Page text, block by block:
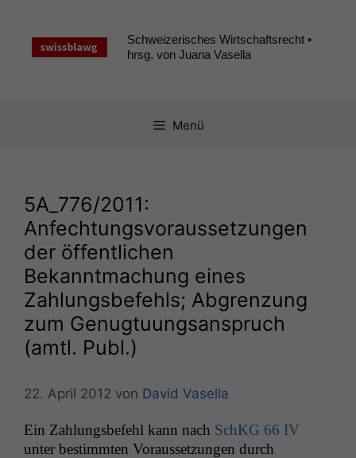
springen
Schweizerisches Wirtschaftsrecht •
hrsg. von Juana Vasella
Menü
5A_776/2011:
Anfechtungsvoraussetzungen
der öffentlichen
Bekanntmachung eines
Zahlungsbefehls; Abgrenzung
zum Genugtuungsanspruch
(amtl. Publ.)
22. April 2012 von David Vasella
Ein Zahlungs­be­fehl kann nach SchKG 66 IV
unter bes­timmten Voraus­set­zun­gen durch